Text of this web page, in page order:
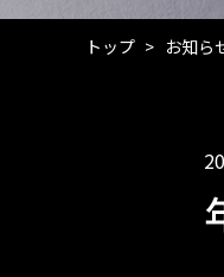
トップ お知ら